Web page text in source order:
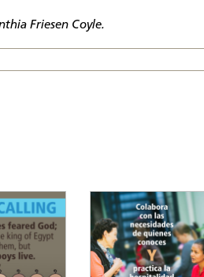
Friesen Coyle.